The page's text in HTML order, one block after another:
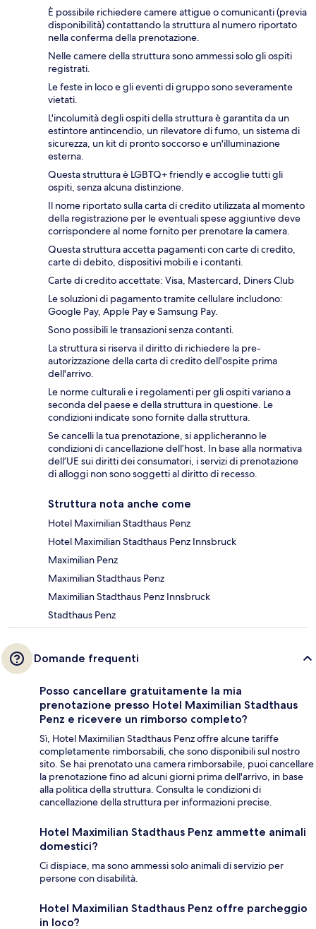
È possibile richiedere camere attigue o comunicanti (previa
disponibilità) contattando la struttura al numero riportato
nella conferma della prenotazione.
Nelle camere della struttura sono ammessi solo gli ospiti
registrati.
Le feste in loco e gli eventi di gruppo sono severamente
vietati.
L'incolumità degli ospiti della struttura è garantita da un
estintore antincendio, un rilevatore di fumo, un sistema di
sicurezza, un kit di pronto soccorso e un'illuminazione
esterna.
Questa struttura è LGBTQ+ friendly e accoglie tutti gli
ospiti, senza alcuna distinzione.
Il nome riportato sulla carta di credito utilizzata al momento
della registrazione per le eventuali spese aggiuntive deve
corrispondere al nome fornito per prenotare la camera.
Questa struttura accetta pagamenti con carte di credito,
carte di debito, dispositivi mobili e i contanti.
Carte di credito accettate: Visa, Mastercard, Diners Club
Le soluzioni di pagamento tramite cellulare includono:
Google Pay, Apple Pay e Samsung Pay.
Sono possibili le transazioni senza contanti.
La struttura si riserva il diritto di richiedere la pre-
autorizzazione della carta di credito dell'ospite prima
dell'arrivo.
Le norme culturali e i regolamenti per gli ospiti variano a
seconda del paese e della struttura in questione. Le
condizioni indicate sono fornite dalla struttura.
Se cancelli la tua prenotazione, si applicheranno le
condizioni di cancellazione dell’host. In base alla normativa
dell’UE sui diritti dei consumatori, i servizi di prenotazione
di alloggi non sono soggetti al diritto di recesso.
Struttura nota anche come
Hotel Maximilian Stadthaus Penz
Hotel Maximilian Stadthaus Penz Innsbruck
Maximilian Penz
Maximilian Stadthaus Penz
Maximilian Stadthaus Penz Innsbruck
Stadthaus Penz
Domande frequenti
Posso cancellare gratuitamente la mia
prenotazione presso Hotel Maximilian Stadthaus
Penz e ricevere un rimborso completo?
Sì, Hotel Maximilian Stadthaus Penz offre alcune tariffe
completamente rimborsabili, che sono disponibili sul nostro
sito. Se hai prenotato una camera rimborsabile, puoi cancellare
la prenotazione fino ad alcuni giorni prima dell'arrivo, in base
alla politica della struttura. Consulta le condizioni di
cancellazione della struttura per informazioni precise.
Hotel Maximilian Stadthaus Penz ammette animali
domestici?
Ci dispiace, ma sono ammessi solo animali di servizio per
persone con disabilità.
Hotel Maximilian Stadthaus Penz offre parcheggio
in loco?